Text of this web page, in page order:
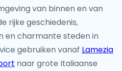
van binnen en van
rijke geschiedenis,
en charmante steden in
gebruiken vanaf Lamezia
naar grote Italiaanse